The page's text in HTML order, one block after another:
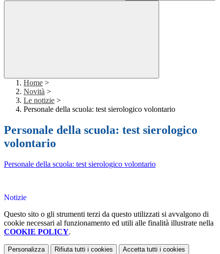
Home >
Novità >
Le notizie >
Personale della scuola: test sierologico volontario
Personale della scuola: test sierologico
volontario
Personale della scuola: test sierologico volontario
Notizie
Questo sito o gli strumenti terzi da questo utilizzati si avvalgono di
cookie necessari al funzionamento ed utili alle finalità illustrate nella
COOKIE POLICY.
Personalizza Rifiuta tutti i cookies Accetta tutti i cookies